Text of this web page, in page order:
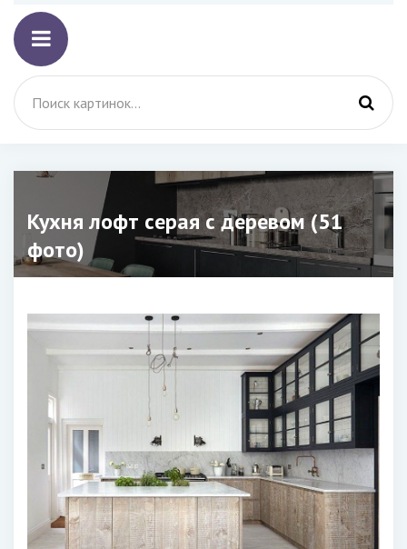
Кухня лофт серая с деревом (51
фото)